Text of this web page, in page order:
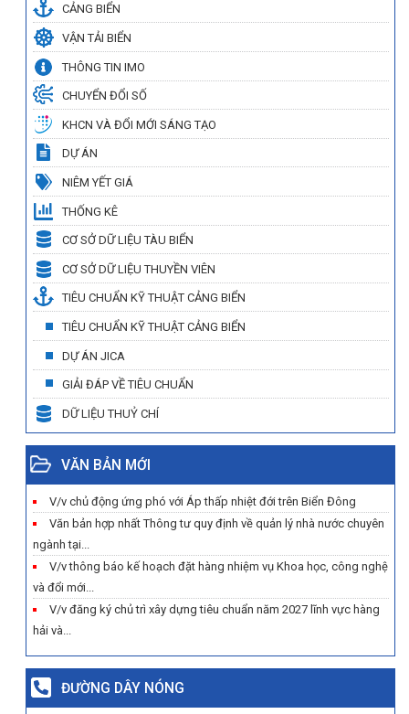
CẢNG BIỂN
VẬN TẢI BIỂN
THÔNG TIN IMO
CHUYỂN ĐỔI SỐ
KHCN VÀ ĐỔI MỚI SÁNG TẠO
DỰ ÁN
NIÊM YẾT GIÁ
THỐNG KÊ
CƠ SỞ DỮ LIỆU TÀU BIỂN
CƠ SỞ DỮ LIỆU THUYỀN VIÊN
TIÊU CHUẨN KỸ THUẬT CẢNG BIỂN
TIÊU CHUẨN KỸ THUẬT CẢNG BIỂN
DỰ ÁN JICA
GIẢI ĐÁP VỀ TIÊU CHUẨN
DỮ LIỆU THUỶ CHÍ
VĂN BẢN MỚI
V/v chủ động ứng phó với Áp thấp nhiệt đới trên Biển Đông
Văn bản hợp nhất Thông tư quy định về quản lý nhà nước chuyên
ngành tại...
V/v thông báo kế hoạch đặt hàng nhiệm vụ Khoa học, công nghệ
và đổi mới...
V/v đăng ký chủ trì xây dựng tiêu chuẩn năm 2027 lĩnh vực hàng
hải và...
ĐƯỜNG DÂY NÓNG